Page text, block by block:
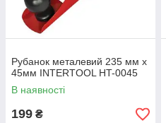
Рубанок металевий 235 мм x
45мм INTERTOOL HT-0045
В наявності
199 ₴